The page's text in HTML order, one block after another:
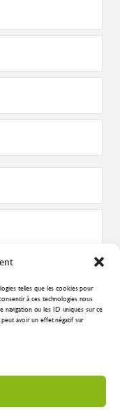
telles que les cookies pour
à ces technologies nous
ou les ID uniques sur ce
avoir un effet négatif sur
traiter ma demande